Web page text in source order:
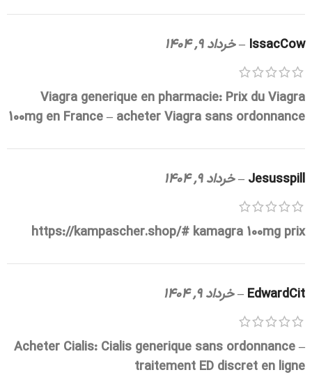
IssacCow
–خرداد 9, 1404
Viagra generique en pharmacie: Prix du Viagra
100mg en France– acheter Viagra sans ordonnance
Jesusspill
–خرداد 9, 1404
https://kampascher.shop/# kamagra 100mg prix
EdwardCit
–خرداد 9, 1404
Acheter Cialis: Cialis generique sans ordonnance–
traitement ED discret en ligne